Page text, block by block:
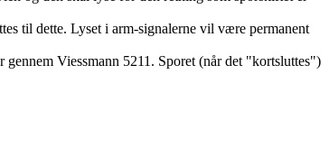
til dette. Lyset i arm-signalerne vil være permanent
Viessmann 5211. Sporet (når det "kortsluttes")